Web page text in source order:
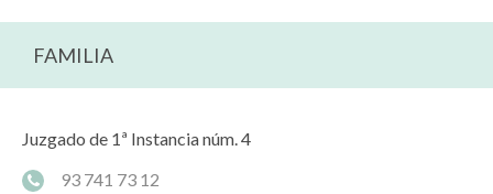
FAMILIA
Juzgado de 1ª Instancia núm. 4
93 741 73 12